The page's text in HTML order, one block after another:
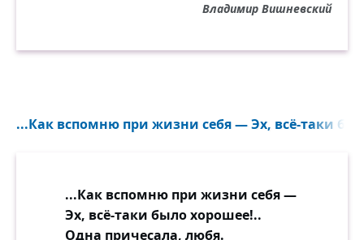
Владимир Вишневский
...Как вспомню при жизни себя — Эх, всё-таки
...Как вспомню при жизни себя —
Эх, всё-таки было хорошее!..
Одна причесала, любя.